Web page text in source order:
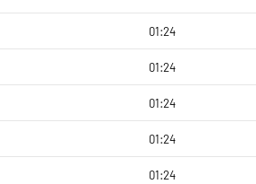
01:24
01:24
01:24
01:24
01:24